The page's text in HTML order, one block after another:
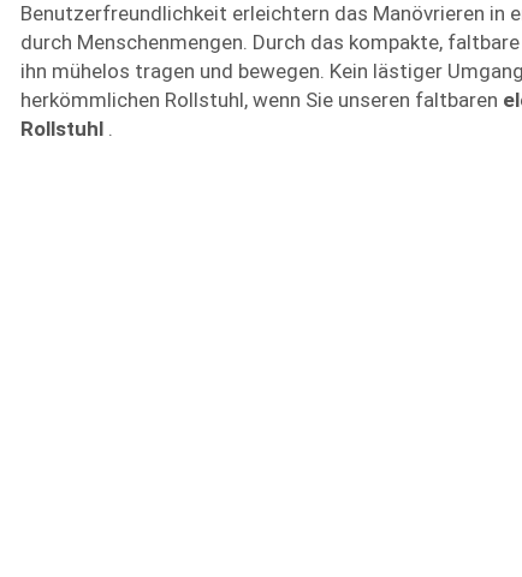
Benutzerfreundlichkeit erleichtern das Manövrieren in
durch Menschenmengen. Durch das kompakte,
ihn mühelos tragen und bewegen. Kein lästiger
herkömmlichen Rollstuhl, wenn Sie unseren faltbaren
Rollstuhl .